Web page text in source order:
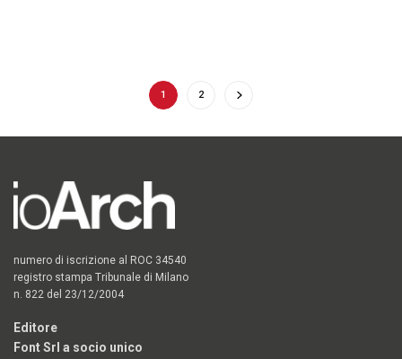
1 2
numero di iscrizione al ROC 34540
registro stampa Tribunale di Milano
n. 822 del 23/12/2004
Editore
Font Srl a socio unico